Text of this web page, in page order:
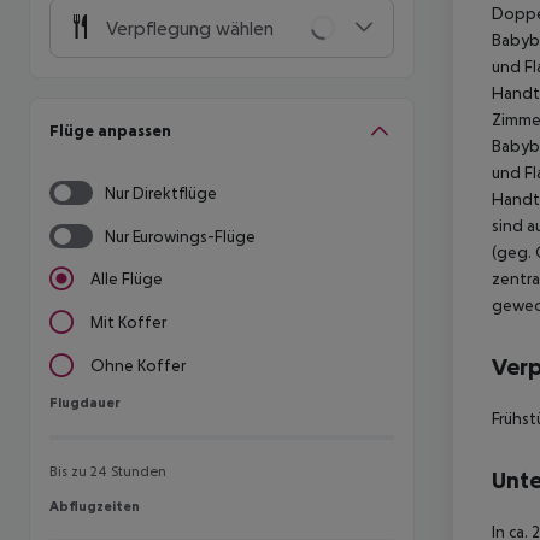
Verpflegung wählen
Flüge anpassen
Nur Direktflüge
Nur Eurowings-Flüge
Alle Flüge
Mit Koffer
Ohne Koffer
Flugdauer
Flugdauer
Bis zu 24 Stunden
Abflugzeiten
Abflugzeiten
und
und
sind
(geg.
In ca.